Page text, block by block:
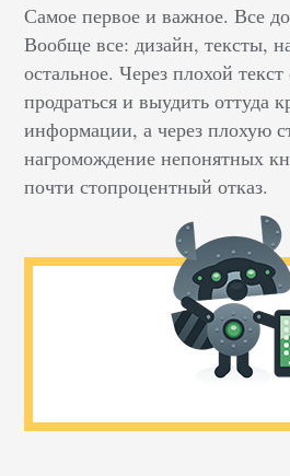
Самое первое и важное. Все
Вообще все: дизайн, тексты,
остальное. Через плохой
продраться и выудить оттуда
информации, а через плохую
нагромождение непонятных
почти стопроцентный отказ.